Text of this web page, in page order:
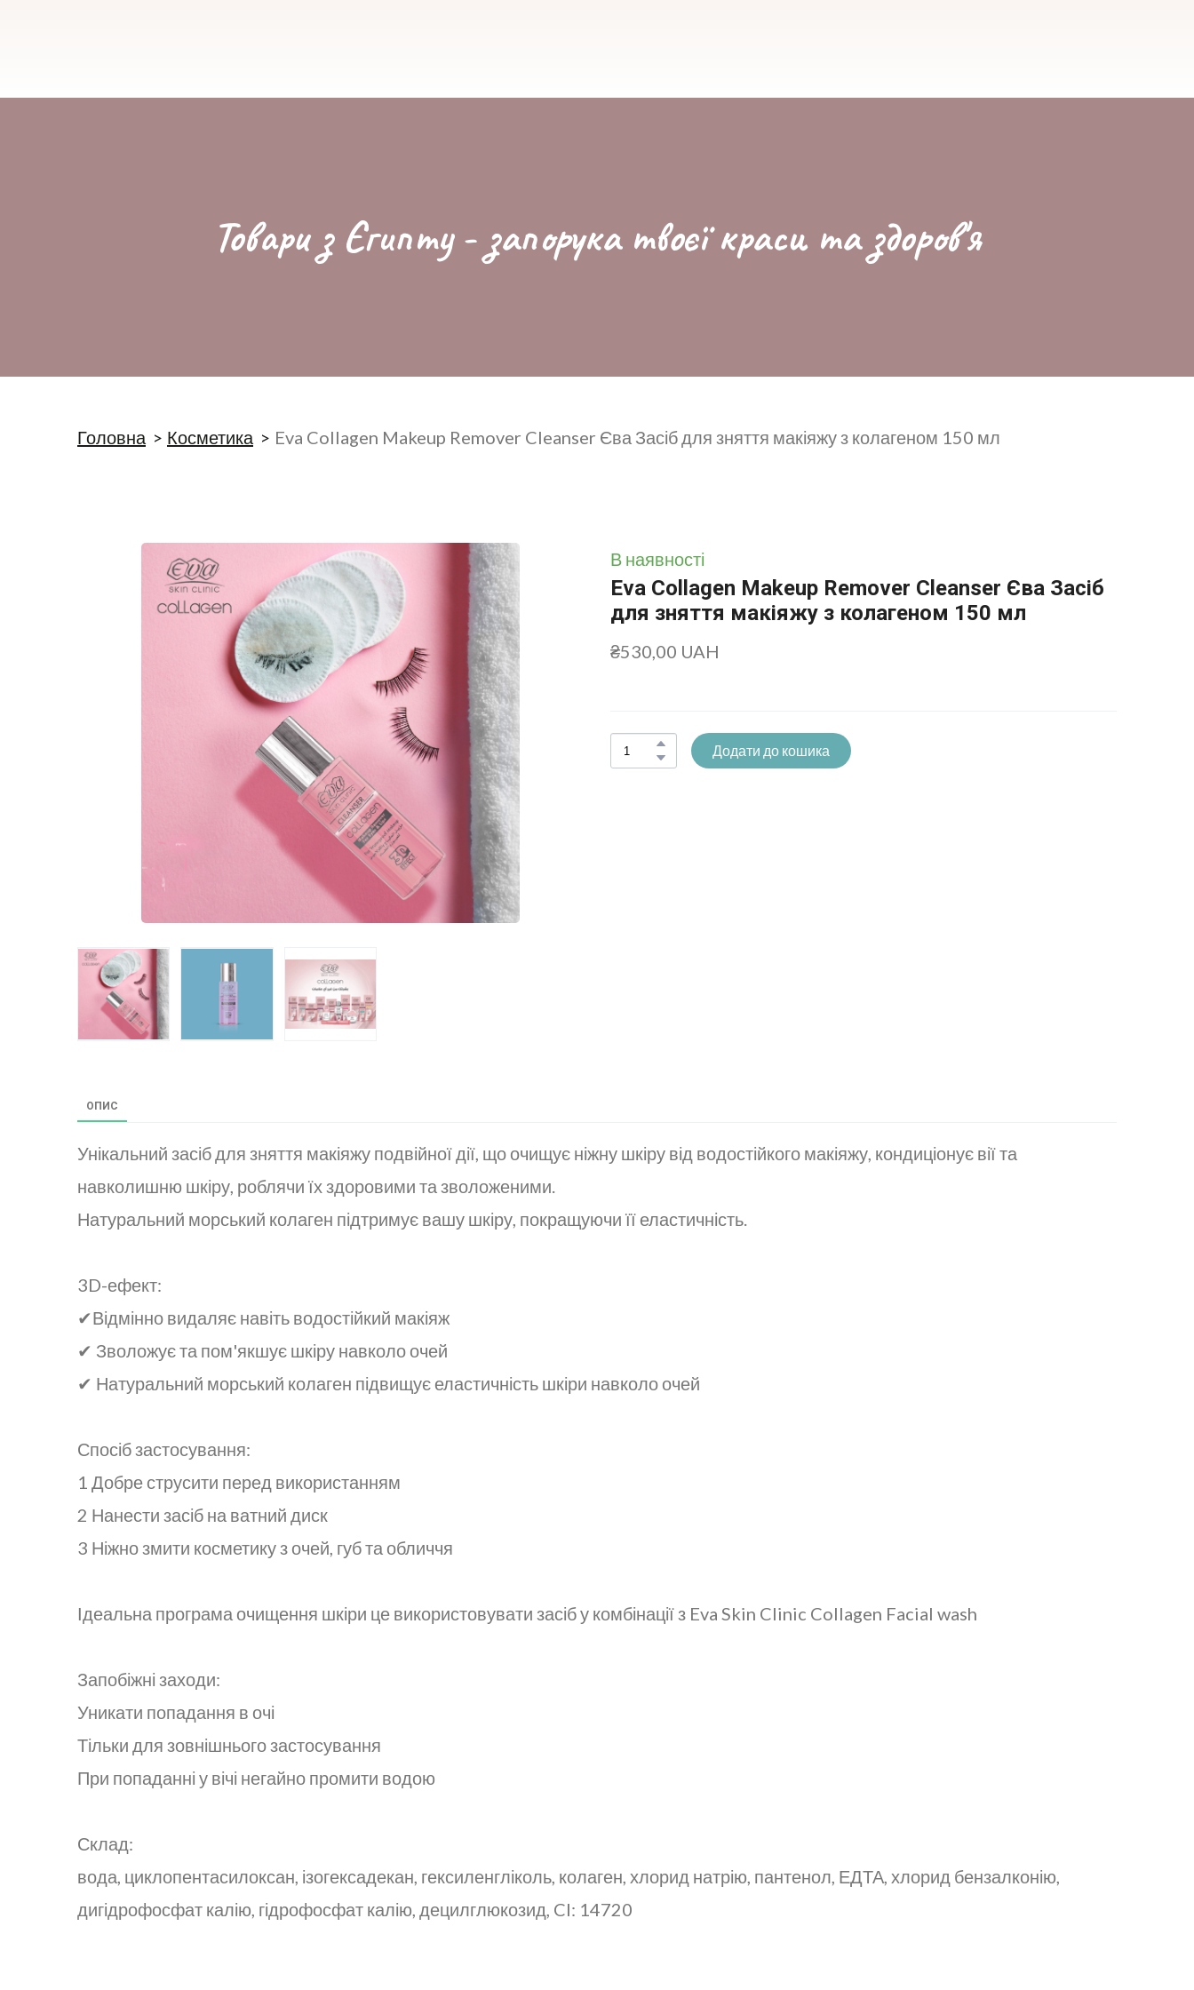
Товари з Єгипту - запорука твоєї краси та здоров'я
Головна Косметика Eva Collagen Makeup Remover Cleanser Єва Засіб для зняття макіяжу з колагеном 150 мл
В наявності
Eva Collagen Makeup Remover Cleanser Єва Засіб
для зняття макіяжу з колагеном 150 мл
₴530,00 UAH
Додати до кошика
ОПИС
Унікальний засіб для зняття макіяжу подвійної дії, що очищує ніжну шкіру від водостійкого макіяжу, кондиціонує вії та
навколишню шкіру, роблячи їх здоровими та зволоженими.
Натуральний морський колаген підтримує вашу шкіру, покращуючи її еластичність.
3D-ефект:
✔Відмінно видаляє навіть водостійкий макіяж
✔ Зволожує та пом'якшує шкіру навколо очей
✔ Натуральний морський колаген підвищує еластичність шкіри навколо очей
Спосіб застосування:
1 Добре струсити перед використанням
2 Нанести засіб на ватний диск
3 Ніжно змити косметику з очей, губ та обличчя
Ідеальна програма очищення шкіри це використовувати засіб у комбінації з Eva Skin Clinic Collagen Facial wash
Запобіжні заходи:
Уникати попадання в очі
Тільки для зовнішнього застосування
При попаданні у вічі негайно промити водою
Склад:
вода, циклопентасилоксан, ізогексадекан, гексиленгліколь, колаген, хлорид натрію, пантенол, ЕДТА, хлорид бензалконію,
дигідрофосфат калію, гідрофосфат калію, децилглюкозид, Cl: 14720